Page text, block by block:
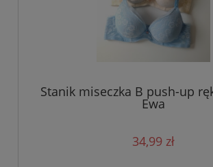
Stanik miseczka B push-up
Ewa
34,99 zł